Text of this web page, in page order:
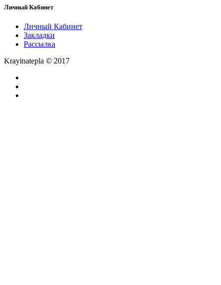
Личный Кабинет
Личный Кабинет
Закладки
Рассылка
Krayinatepla © 2017